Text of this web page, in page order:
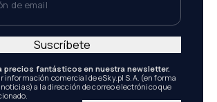
precios fantásticos en nuestra newsletter.
información comercial de eSky.pl S.A. (en forma
a la dirección de correo electrónico que
Suscríbete